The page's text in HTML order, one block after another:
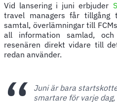
Vid lansering i juni erbjuder
travel managers får tillgång
samtal, överlämningar till
all information samlad,
resenären direkt vidare till
redan använder.
Juni är bara
smartare för varje